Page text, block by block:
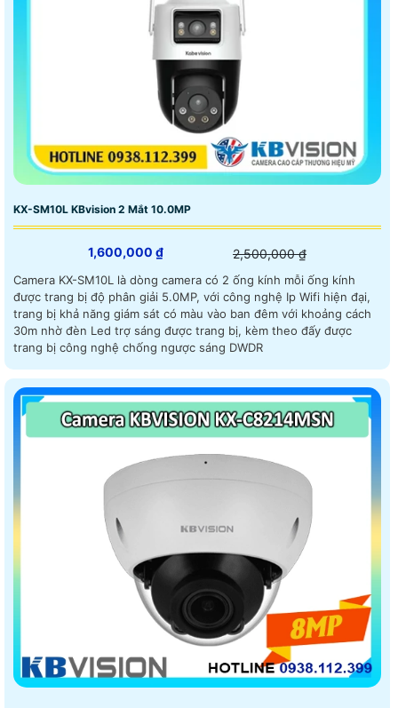
KX-SM10L KBvision 2 Mắt 10.0MP
1,600,000 ₫ 2,500,000 ₫
Camera KX-SM10L là dòng camera có 2 ống kính mỗi ống kính
được trang bị độ phân giải 5.0MP, với công nghệ Ip Wifi hiện đại,
trang bị khả năng giám sát có màu vào ban đêm với khoảng cách
30m nhờ đèn Led trợ sáng được trang bị, kèm theo đấy được
trang bị công nghệ chống ngược sáng DWDR